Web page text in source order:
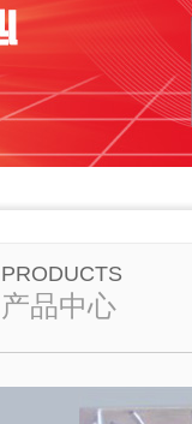
PRODUCTS
产品中心